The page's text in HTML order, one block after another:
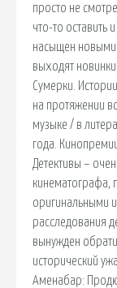
просто не
что-то оставить
насыщен новыми
выходят
Сумерки.
на протяжении
музыке / в
года.
Детективы –
кинематографа,
оригинальными
расследования
вынужден
исторический
Аменабар: